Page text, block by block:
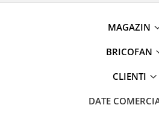
Aparate de spalat cu presiune
MAGAZIN
BRICOFAN
CLIENTI
DATE